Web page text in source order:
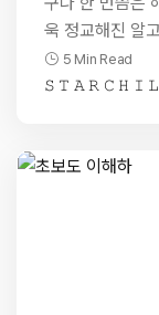
욱 정교해진 알
5 Min Read
𝚂 𝚃 𝙰 𝚁 𝙲 𝙷 𝙸